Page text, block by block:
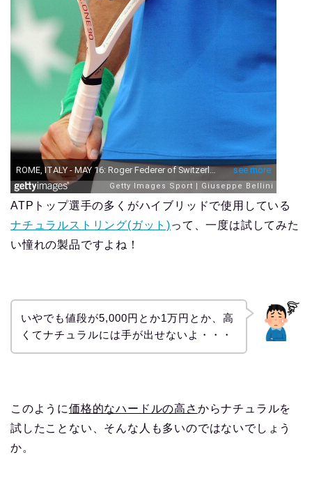
ATPトップ選手の多くがハイブリッドで使用している
ナチュラルストリング(ガット)って、一度は試してみた
い憧れの製品ですよね！
いやでも値段が5,000円とか1万円とか、高
くてナチュラルには手が出せないよ・・・
このように価格的なハードルの高さ からナチュラルを
試したことない、そんな人も多いのではないでしょう
か。